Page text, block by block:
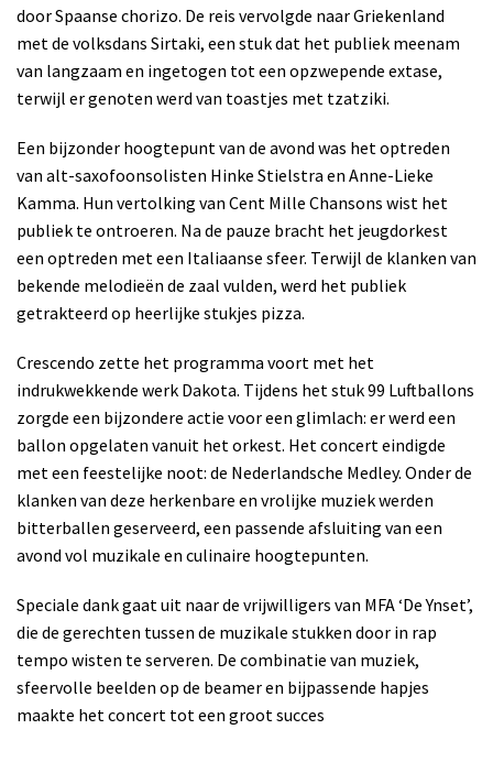
door Spaanse chorizo. De reis vervolgde naar Griekenland
met de volksdans Sirtaki, een stuk dat het publiek meenam
van langzaam en ingetogen tot een opzwepende extase,
terwijl er genoten werd van toastjes met tzatziki.
Een bijzonder hoogtepunt van de avond was het optreden
van alt-saxofoonsolisten Hinke Stielstra en Anne-Lieke
Kamma. Hun vertolking van Cent Mille Chansons wist het
publiek te ontroeren. Na de pauze bracht het jeugdorkest
een optreden met een Italiaanse sfeer. Terwijl de klanken van
bekende melodieën de zaal vulden, werd het publiek
getrakteerd op heerlijke stukjes pizza.
Crescendo zette het programma voort met het
indrukwekkende werk Dakota. Tijdens het stuk 99 Luftballons
zorgde een bijzondere actie voor een glimlach: er werd een
ballon opgelaten vanuit het orkest. Het concert eindigde
met een feestelijke noot: de Nederlandsche Medley. Onder de
klanken van deze herkenbare en vrolijke muziek werden
bitterballen geserveerd, een passende afsluiting van een
avond vol muzikale en culinaire hoogtepunten.
Speciale dank gaat uit naar de vrijwilligers van MFA ‘De Ynset’,
die de gerechten tussen de muzikale stukken door in rap
tempo wisten te serveren. De combinatie van muziek,
sfeervolle beelden op de beamer en bijpassende hapjes
maakte het concert tot een groot succes